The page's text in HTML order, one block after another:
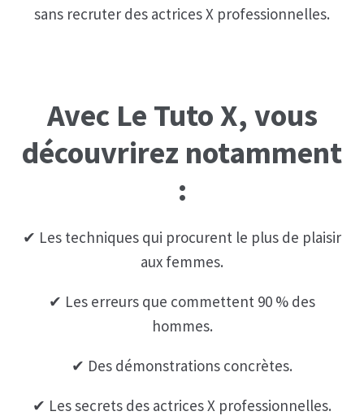
Témoignages clients et preuves
Les programmes les plus appréciés par les
hommes
Cryptos
Blog pour hommes
Blog pour femmes
sans recruter des actrices X professionnelles.
Avec Le Tuto X, vous
découvrirez notamment
:
✔ Les techniques qui procurent le plus de plaisir
aux femmes.
✔ Les erreurs que commettent 90 % des
hommes.
✔ Des démonstrations concrètes.
✔ Les secrets des actrices X professionnelles.